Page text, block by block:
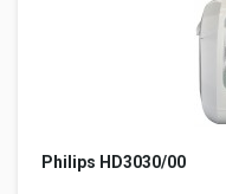
Philips HD3030/00